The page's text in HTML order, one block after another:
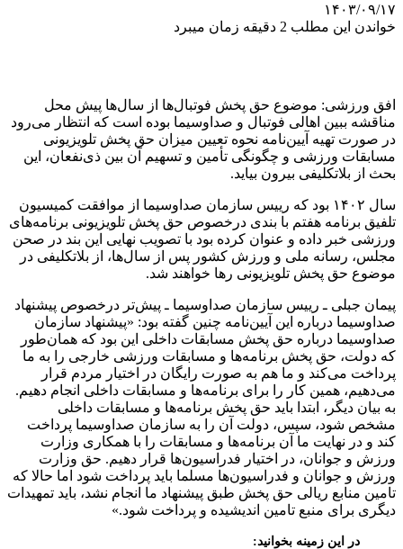
۱۴۰۳/۰۹/۱۷
خواندن این مطلب 2 دقیقه زمان میبرد
افق ورزشی: موضوع حق پخش فوتبال‌ها از سال‌ها پیش محل
مناقشه ببین اهالی فوتبال و صداوسیما بوده است که انتظار می‌رود
در صورت تهیه آیین‌نامه نحوه تعیین میزان حق پخش تلویزیونی
مسابقات ورزشی و چگونگی تأمین و تسهیم آن بین ذی‌نفعان، این
بحث از بلاتکلیفی بیرون بیاید.
سال ۱۴۰۲ بود که رییس سازمان صداوسیما از موافقت کمیسیون
تلفیق برنامه هفتم با بندی درخصوص حق پخش تلویزیونی برنامه‌های
ورزشی خبر داده و عنوان کرده بود با تصویب نهایی این بند در صحن
مجلس، رسانه ملی و ورزش کشور پس از سال‌ها، از بلاتکلیفی در
موضوع حق پخش تلویزیونی رها خواهند شد.
پیمان جبلی ـ رییس سازمان صداوسیما ـ پیش‌تر درخصوص پیشنهاد
صداوسیما درباره این آیین‌نامه چنین گفته بود: «پیشنهاد سازمان
صداوسیما درباره حق پخش مسابقات داخلی این بود که همان‌طور
که دولت، حق پخش برنامه‌ها و مسابقات ورزشی خارجی را به ما
پرداخت می‌کند و ما هم به صورت رایگان در اختیار مردم قرار
می‌دهیم، همین کار را برای برنامه‌ها و مسابقات داخلی انجام دهیم.
به بیان دیگر، ابتدا باید حق پخش برنامه‌ها و مسابقات داخلی
مشخص شود، سپس، دولت آن را به سازمان صداوسیما پرداخت
کند و در نهایت ما آن برنامه‌ها و مسابقات را با همکاری وزارت
ورزش و جوانان، در اختیار فدراسیون‌ها قرار دهیم. حق وزارت
ورزش و جوانان و فدراسیون‌ها مسلما باید پرداخت شود اما حالا که
تامین منابع ریالی حق پخش طبق پیشنهاد ما انجام نشد، باید تمهیدات
دیگری برای منبع تامین اندیشیده و پرداخت شود.»
در این زمینه بخوانید: